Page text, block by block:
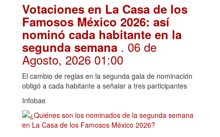
Votaciones en La Casa de los
Famosos México 2026: así
nominó cada habitante en la
segunda semana . 06 de
Agosto, 2026 01:00
El cambio de reglas en la segunda gala de nominación
obligó a cada habitante a señalar a tres participantes
Infobae